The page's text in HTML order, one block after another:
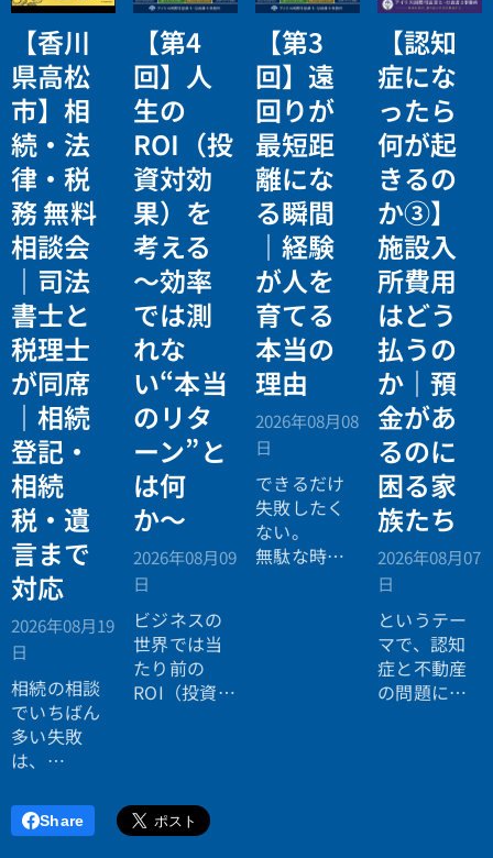
【香川
県高松
市】相
続・法
律・税
務 無料
相談会
｜司法
書士と
税理士
が同席
｜相続
登記・
相続
税・遺
言まで
対応
2026年08月19
日
相続の相談
でいちばん
多い失敗
は、
行ったら登
記の話がで
【第4
回】人
生の
ROI（投
資対効
果）を
考える
〜効率
では測
れな
い“本当
のリタ
ーン”と
は何
か〜
2026年08月09
日
ビジネスの
世界では当
たり前の
ROI（投資対
広がってい
ます。
【第3
回】遠
回りが
最短距
離にな
る瞬間
｜経験
が人を
育てる
本当の
理由
2026年08月08
日
できるだけ
失敗したく
ない。
無駄な時間
【認知
症にな
ったら
何が起
きるの
か③】
施設入
所費用
はどう
払うの
か｜預
金があ
るのに
困る家
族たち
2026年08月07
日
というテー
マで、認知
症と不動産
の問題につ
Share